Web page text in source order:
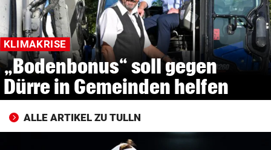
KLIMAKRISE
„Bodenbonus“ soll gegen
Dürre in Gemeinden helfen
ALLE ARTIKEL ZU TULLN